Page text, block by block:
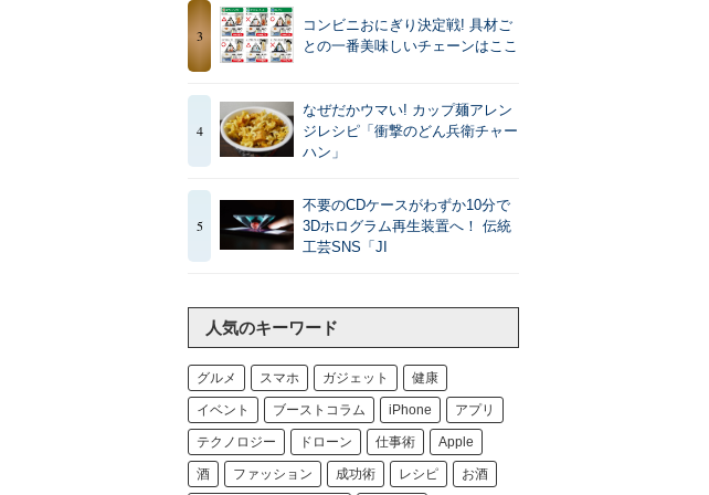
3
コンビニおにぎり決定戦! 具材ご
との一番美味しいチェーンはここ
4
なぜだかウマい! カップ麺アレン
ジレシピ「衝撃のどん兵衛チャー
ハン」
5
不要のCDケースがわずか10分で
3Dホログラム再生装置へ！ 伝統
工芸SNS「JI
人気のキーワード
グルメ スマホ ガジェット 健康
イベント ブーストコラム iPhone アプリ
テクノロジー ドローン 仕事術 Apple
酒 ファッション 成功術 レシピ お酒